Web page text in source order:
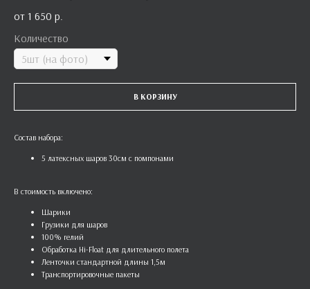
1 650 р.
Количество
В КОРЗИНУ
Состав набора:
5 латексных шаров 30см с помпонами
В стоимость включено:
Шарики
Грузики для шаров
100% гелий
Обработка Hi-Float для длительного полета
Ленточки стандартной длины 1,5м
Транспортировочные пакеты